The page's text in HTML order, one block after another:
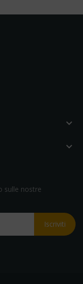


sulle nostre
Iscriviti